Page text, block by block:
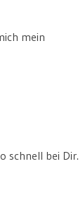
mein
schnell bei Dir.